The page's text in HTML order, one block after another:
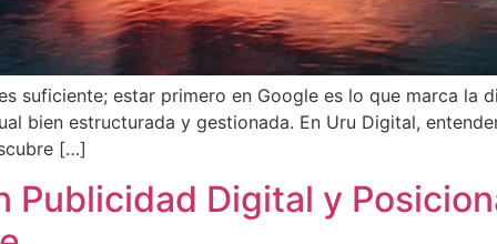
suficiente; estar primero en Google es lo que marca la
bien estructurada y gestionada. En Uru Digital,
[…]
Digital y